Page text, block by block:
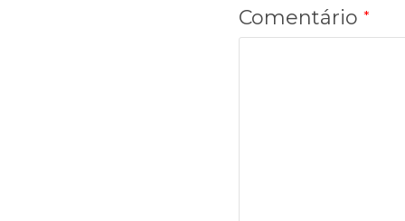
Comentário *